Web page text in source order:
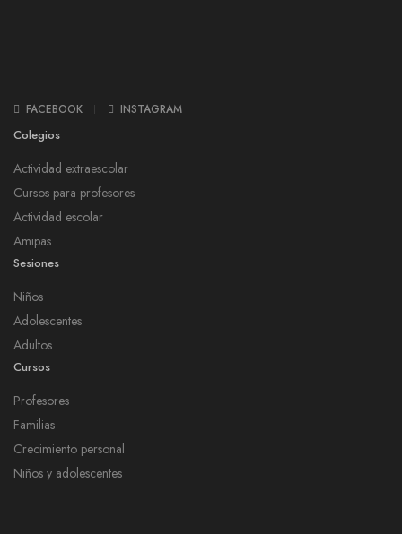
FACEBOOK INSTAGRAM
Colegios
Actividad extraescolar
Cursos para profesores
Actividad escolar
Amipas
Sesiones
Niños
Adolescentes
Adultos
Cursos
Profesores
Familias
Crecimiento personal
Niños y adolescentes